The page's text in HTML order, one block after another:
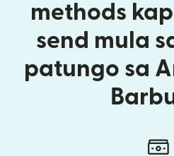
methods
send mula
patungo sa